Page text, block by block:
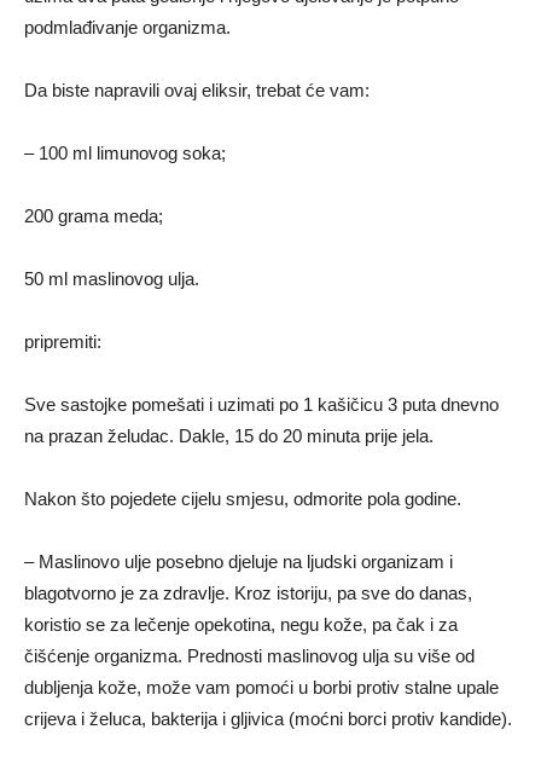
podmlađivanje organizma.
Da biste napravili ovaj eliksir, trebat će vam:
– 100 ml limunovog soka;
200 grama meda;
50 ml maslinovog ulja.
pripremiti:
Sve sastojke pomešati i uzimati po 1 kašičicu 3 puta dnevno
na prazan želudac. Dakle, 15 do 20 minuta prije jela.
Nakon što pojedete cijelu smjesu, odmorite pola godine.
– Maslinovo ulje posebno djeluje na ljudski organizam i
blagotvorno je za zdravlje. Kroz istoriju, pa sve do danas,
koristio se za lečenje opekotina, negu kože, pa čak i za
čišćenje organizma. Prednosti maslinovog ulja su više od
dubljenja kože, može vam pomoći u borbi protiv stalne upale
crijeva i želuca, bakterija i gljivica (moćni borci protiv kandide).